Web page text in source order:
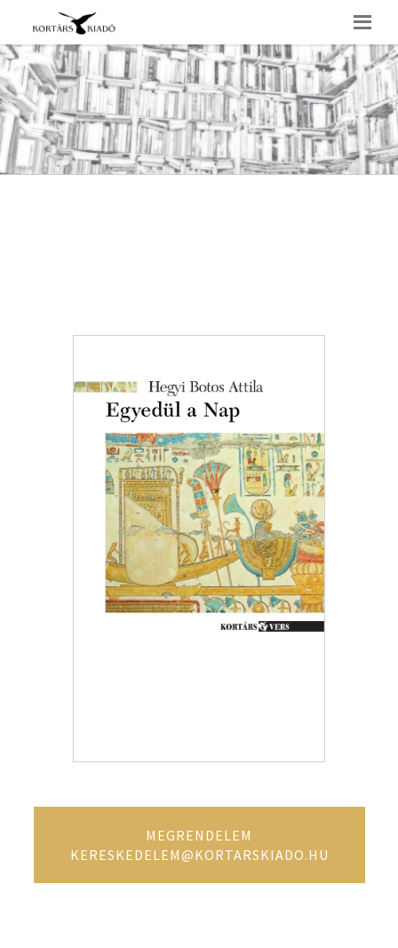
MEGRENDELEM
KERESKEDELEM@KORTARSKIADO.HU